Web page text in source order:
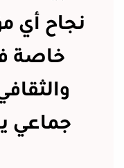
نجاح أي
خاصة
جماعي